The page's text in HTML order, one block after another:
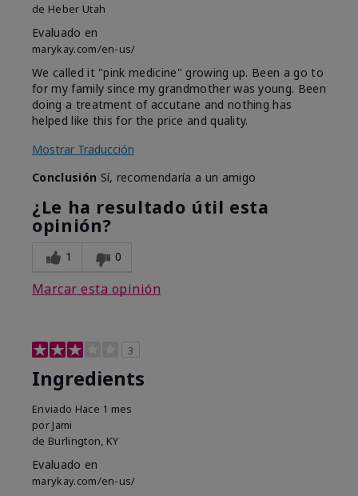
de Heber Utah
Evaluado en
marykay.com/en-us/
We called it "pink medicine" growing up. Been a go to
for my family since my grandmother was young. Been
doing a treatment of accutane and nothing has
helped like this for the price and quality.
Mostrar Traducción
Conclusión Sí, recomendaría a un amigo
¿Le ha resultado útil esta
opinión?
1 0
Marcar esta opinión
3
Ingredients
Enviado Hace 1 mes
por Jami
de Burlington, KY
Evaluado en
marykay.com/en-us/